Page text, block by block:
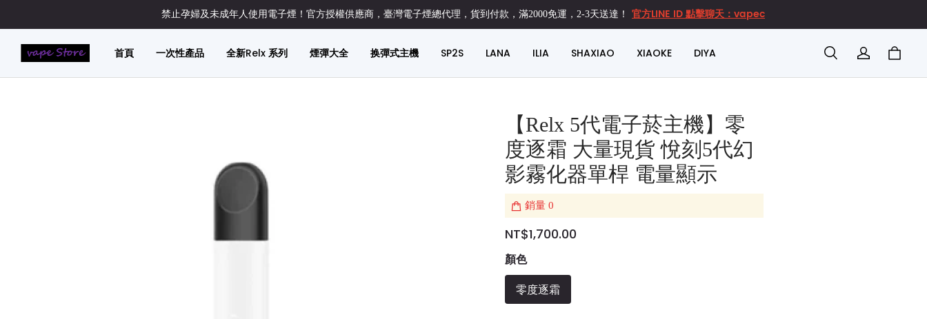
禁止孕婦及未成年人使用電子煙！官方授權供應商，臺灣電子煙總代理，貨到付款，滿2000免運，2-3天送達！ 官方LINE ID 點擊聊天：vapec
首頁 一次性產品 全新Relx 系列 煙彈大全 换彈式主機 SP2S LANA ILIA SHAXIAO XIAOKE DIYA
【Relx 5代電子菸主機】零
度逐霜 大量現貨 悅刻5代幻
影霧化器單桿 電量顯示
銷量 0
NT$1,700.00
顏色
零度逐霜